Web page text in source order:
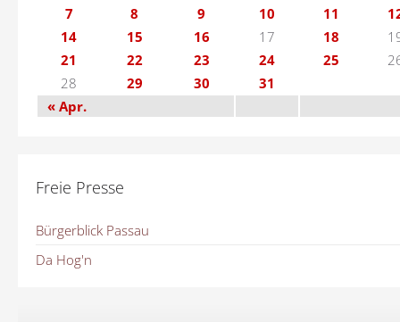
7
8 9 10 11
14
15 16 17 18
21
22 23 24 25
28
29 30
31
« Apr.
Freie Presse
Bürgerblick Passau
Da Hog'n